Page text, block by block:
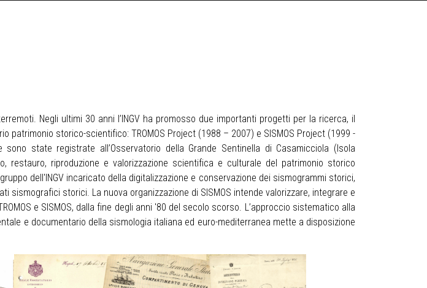
Negli ultimi 30 anni l’INGV ha promosso due importanti progetti per la ricerca, il
storico-scientifico: TROMOS Project (1988 – 2007) e SISMOS Project (1999 -
state registrate all’Osservatorio della Grande Sentinella di Casamicciola (Isola
restauro, riproduzione e valorizzazione scientifica e culturale del patrimonio storico
dell'INGV incaricato della digitalizzazione e conservazione dei sismogrammi storici,
storici. La nuova organizzazione di SISMOS intende valorizzare, integrare e
e SISMOS, dalla fine degli anni '80 del secolo scorso. L’approccio sistematico alla
e documentario della sismologia italiana ed euro-mediterranea mette a disposizione